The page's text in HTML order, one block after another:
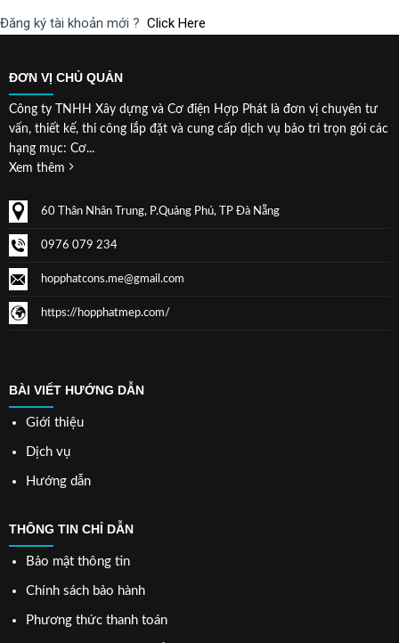
Đăng ký tài khoản mới ? Click Here
ĐƠN VỊ CHỦ QUẢN
Công ty TNHH Xây dựng và Cơ điện Hợp Phát là đơn vị chuyên tư
vấn, thiết kế, thi công lắp đặt và cung cấp dịch vụ bảo trì trọn gói các
hạng mục: Cơ...
Xem thêm
60 Thân Nhân Trung, P.Quảng Phú, TP Đà Nẵng
0976 079 234
hopphatcons.me@gmail.com
https://hopphatmep.com/
BÀI VIẾT HƯỚNG DẪN
Giới thiệu
Dịch vụ
Hướng dẫn
THÔNG TIN CHỈ DẪN
Bảo mật thông tin
Chính sách bảo hành
Phương thức thanh toán